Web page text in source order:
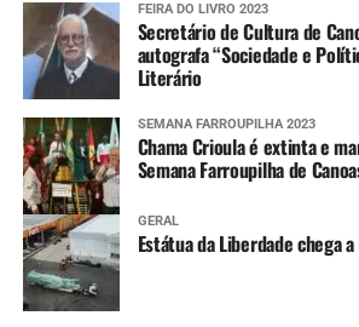
FEIRA DO LIVRO 2023
Secretário de Cultura de
autografa “Sociedade e
Literário
SEMANA FARROUPILHA 2023
Chama Crioula é extinta e
Semana Farroupilha de
GERAL
Estátua da Liberdade chega